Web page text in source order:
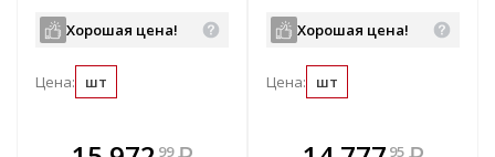
Хорошая цена!
Цена: шт
99 В комплекте
Хорошая цена!
Цена: шт
В комплекте 95